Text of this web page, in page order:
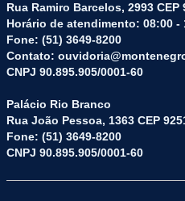
Rua Ramiro Barcelos, 2993 CEP
Horário de atendimento: 08:00 -
Fone: (51) 3649-8200
Contato:
CNPJ 90.895.905/0001-60
Palácio Rio Branco
Rua João Pessoa, 1363 CEP
Fone: (51) 3649-8200
CNPJ 90.895.905/0001-60